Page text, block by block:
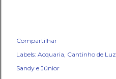
Compartilhar
Labels: Acquaria Cantinho de Luz
Sandy e Júnior